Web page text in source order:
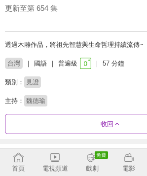
更新至第 654 集
透過木雕作品，將祖先智慧與生命哲理持續流傳~
台灣 國語 普遍級 57 分鐘
類別： 見證
主持： 魏德瑜
收回
劇集列表
632 - 654 587 - 631 542 - 586
首頁 電視頻道 戲劇 電影